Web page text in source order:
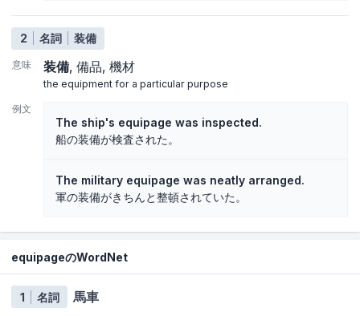
2 名詞 装備
意味 装備 備品 機材
the equipment for a particular purpose
例文
The ship's equipage was inspected.
船の装備が検査された。
The military equipage was neatly arranged.
軍の装備がきちんと整頓されていた。
equipageのWordNet
1 名詞 馬車